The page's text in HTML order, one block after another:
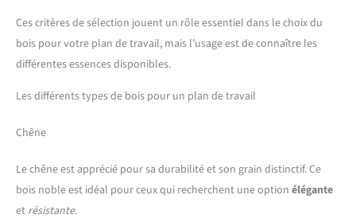
Ces critères de sélection jouent un rôle essentiel dans le choix du
bois pour votre plan de travail, mais l’usage est de connaître les
différentes essences disponibles.
Les différents types de bois pour un plan de travail
Chêne
Le chêne est apprécié pour sa durabilité et son grain distinctif. Ce
bois noble est idéal pour ceux qui recherchent une option élégante
et résistante.